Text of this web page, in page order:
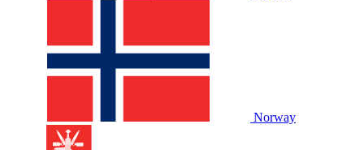
Norway